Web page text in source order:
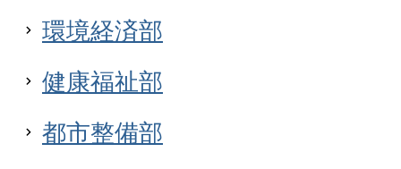
環境経済部
健康福祉部
都市整備部